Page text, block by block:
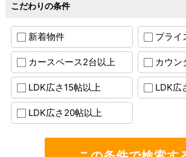
こだわりの条件
新着物件 プライ
カースペース2台以上 カウン
LDK広さ15帖以上 LDK広
LDK広さ20帖以上